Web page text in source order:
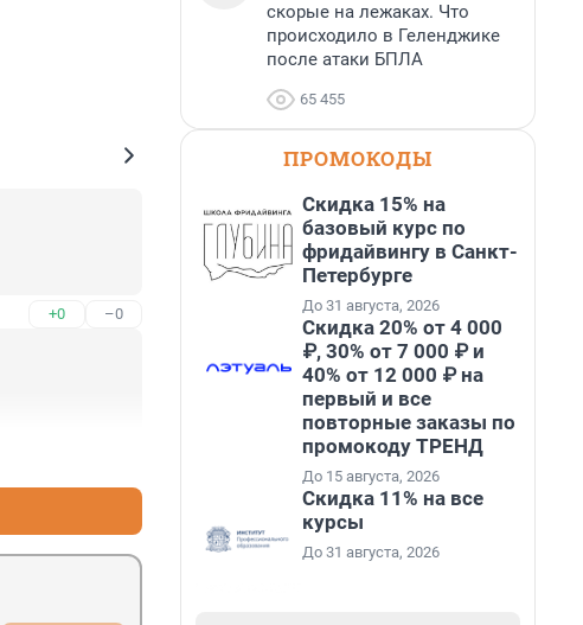
+0 –0
скорые на лежаках. Что
происходило в Геленджике
после атаки БПЛА
65 455
ПРОМОКОДЫ
Скидка 15% на
базовый курс по
фридайвингу в Санкт-
Петербурге
До 31 августа, 2026
Скидка 20% от 4 000
₽, 30% от 7 000 ₽ и
40% от 12 000 ₽ на
первый и все
повторные заказы по
промокоду ТРЕНД
До 15 августа, 2026
Скидка 11% на все
курсы
До 31 августа, 2026